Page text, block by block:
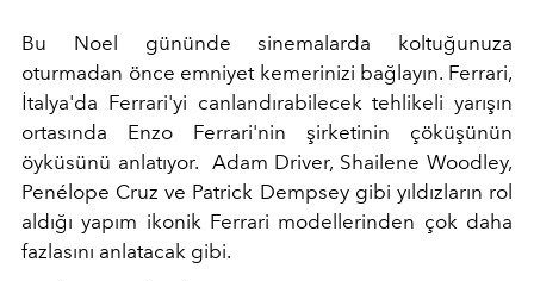
Bu Noel gününde sinemalarda koltuğunuza
oturmadan önce emniyet kemerinizi bağlayın. Ferrari,
İtalya'da Ferrari'yi canlandırabilecek tehlikeli yarışın
ortasında Enzo Ferrari'nin şirketinin çöküşünün
öyküsünü anlatıyor. Adam Driver, Shailene Woodley,
Penélope Cruz ve Patrick Dempsey gibi yıldızların rol
aldığı yapım ikonik Ferrari modellerinden çok daha
fazlasını anlatacak gibi.